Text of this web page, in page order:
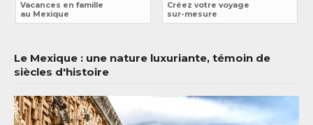
Vacances en famille
au Mexique
Créez votre voyage
sur-mesure
Le Mexique : une nature luxuriante, témoin de
siècles d'histoire